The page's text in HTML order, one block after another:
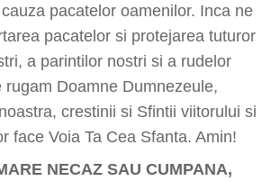
pacatelor oamenilor. Inca ne
pacatelor si protejarea tuturor
a parintilor nostri si a rudelor
rugam Doamne Dumnezeule,
crestinii si Sfintii viitorului si
face Voia Ta Cea Sfanta. Amin!
NECAZ SAU CUMPANA,